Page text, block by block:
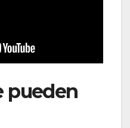
pueden